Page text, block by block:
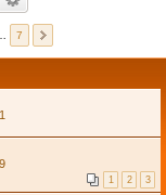
7
1 2 3